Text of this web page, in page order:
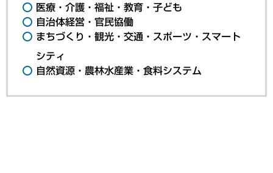
医療・介護・福祉・教育・子ども
自治体経営・官民協働
まちづくり・観光・交通・スポーツ・スマート
シティ
自然資源・農林水産業・食料システム